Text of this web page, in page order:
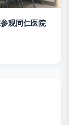
观同仁医院